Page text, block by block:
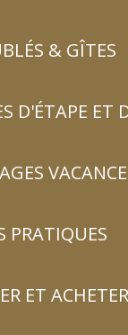
& GÎTES
D'ÉTAPE ET
PRATIQUES
ET